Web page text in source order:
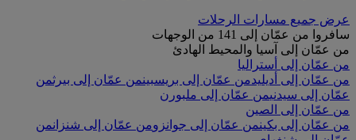
عرض جميع مسارات الرحلات
سافروا من عمّان إلى 141 من الوجهات
من عمّان إلى آسيا والمحيط الهادئ
من عمّان إلى أستراليا
من عمّان إلى أديليدمن عمّان إلى بريسبينمن عمّان إلى بيرثمن
عمّان إلى سيدنيمن عمّان إلى ملبورن
من عمّان إلى الصين
من عمّان إلى بكينمن عمّان إلى جوانزومن عمّان إلى شنزانمن